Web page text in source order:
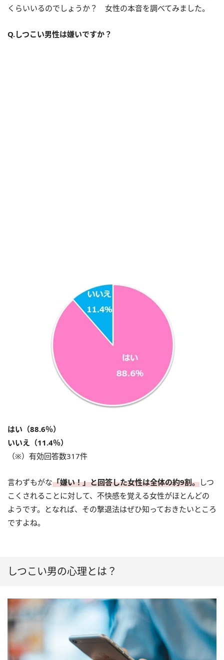
くらいいるのでしょうか？ 女性の本音を調べてみました。
Q.しつこい男性は嫌いですか？
はい（88.6％）
いいえ（11.4％）
（※）有効回答数317件
言わずもがな「嫌い！」と回答した女性は全体の約9割。しつ
こくされることに対して、不快感を覚える女性がほとんどの
ようです。となれば、その撃退法はぜひ知っておきたいところ
ですよね。
しつこい男の心理とは？